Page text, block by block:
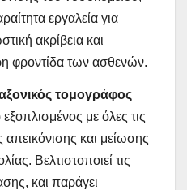
εργαλεία για
ακρίβεια και
φροντίδα των ασθενών.
τομογράφος
με όλες τις
απεικόνισης και μείωσης
Βελτιστοποιεί τις
και παράγει